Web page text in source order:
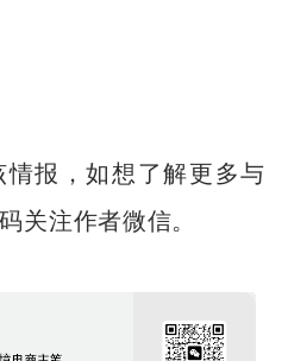
报，如想了解更多与
关注作者微信。